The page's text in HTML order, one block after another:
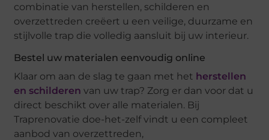
combinatie van herstellen, schilderen en
overzettreden creëert u een veilige, duurzame en
stijlvolle trap die volledig aansluit bij uw interieur.
Bestel uw materialen eenvoudig online
Klaar om aan de slag te gaan met het herstellen
en schilderen van uw trap? Zorg er dan voor dat u
direct beschikt over alle materialen. Bij
Traprenovatie doe-het-zelf vindt u een compleet
aanbod van overzettreden,